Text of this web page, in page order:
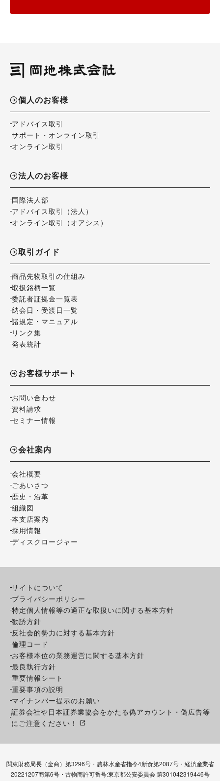
個人のお客様
アドバイス取引
サポート・オンライン取引
オンライン取引
法人のお客様
国際法人部
アドバイス取引（法人）
オンライン取引（オアシス）
取引ガイド
商品先物取引の仕組み
取扱銘柄一覧
委託者証拠金一覧表
納会日・受渡日一覧
諸規定・マニュアル
リンク集
発表統計
お客様サポート
お問い合わせ
資料請求
セミナー情報
会社案内
会社概要
ごあいさつ
歴史・沿革
組織図
本支店案内
採用情報
ディスクロージャー
サイトについて
プライバシーポリシー
特定個人情報等の適正な取扱いに関する基本方針
勧誘方針
反社会的勢力に対する基本方針
倫理コード
お客様本位の業務運営に関する基本方針
最良執行方針
重要情報シート
重要事項の説明
マイナンバー提示のお願い
証券会社や日本証券業協会をかたる偽アカウント・偽広告等
にご注意ください！
関東財務局長（金商）第3296号・農林水産省指令4新食第2087号・経済産業省
20221207商第6号・古物商許可番号:東京都公安委員会 第301042319446号